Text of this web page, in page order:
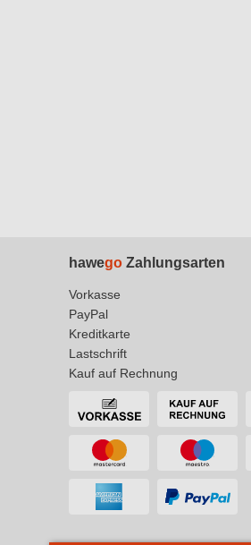
hawego Zahlungsarten
Vorkasse
PayPal
Kreditkarte
Lastschrift
Kauf auf Rechnung